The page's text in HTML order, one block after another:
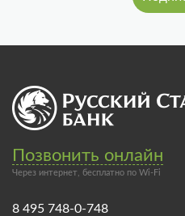
Позвонить онлайн
Через интернет, бесплатно по Wi-Fi
8 495 748-0-748